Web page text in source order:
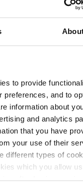
to provide
preferences, and to
information about
and analytics
that you have
your use of their
different types of
which you allow
after having